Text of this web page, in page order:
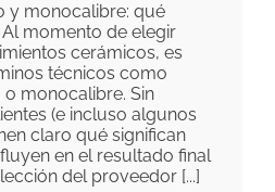
y monocalibre: qué
momento de elegir
cerámicos, es
técnicos como
monocalibre. Sin
(e incluso algunos
claro qué significan
en el resultado final
del proveedor [...]